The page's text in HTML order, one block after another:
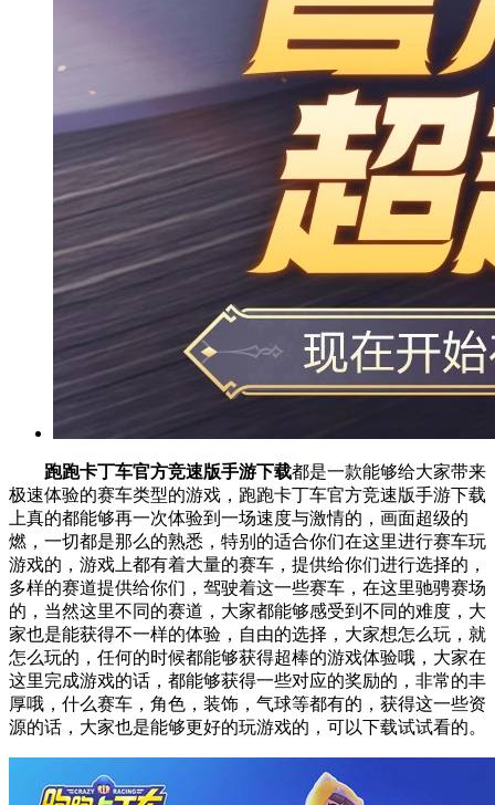
跑跑卡丁车官方竞速版手游下载都是一款能够给大家带来
极速体验的赛车类型的游戏，跑跑卡丁车官方竞速版手游下载
上真的都能够再一次体验到一场速度与激情的，画面超级的
燃，一切都是那么的熟悉，特别的适合你们在这里进行赛车玩
游戏的，游戏上都有着大量的赛车，提供给你们进行选择的，
多样的赛道提供给你们，驾驶着这一些赛车，在这里驰骋赛场
的，当然这里不同的赛道，大家都能够感受到不同的难度，大
家也是能获得不一样的体验，自由的选择，大家想怎么玩，就
怎么玩的，任何的时候都能够获得超棒的游戏体验哦，大家在
这里完成游戏的话，都能够获得一些对应的奖励的，非常的丰
厚哦，什么赛车，角色，装饰，气球等都有的，获得这一些资
源的话，大家也是能够更好的玩游戏的，可以下载试试看的。